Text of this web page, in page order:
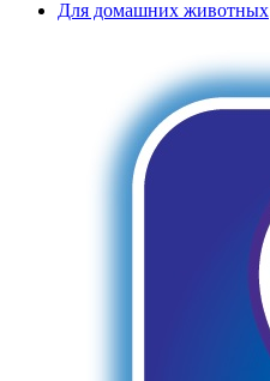
Для домашних животных